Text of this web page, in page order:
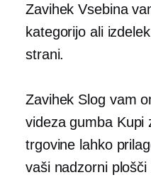
Zavihek Vsebina
kategorijo ali
strani.
Zavihek Slog vam
videza gumba Kupi
trgovine lahko
vaši nadzorni plošči